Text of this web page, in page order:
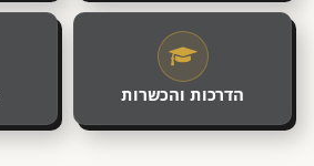
הדרכות והכשרות